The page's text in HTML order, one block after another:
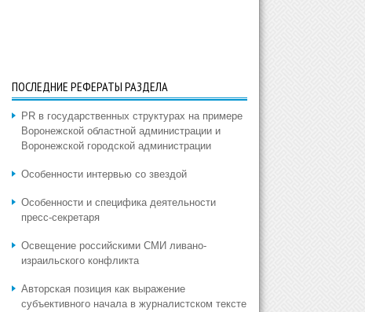
ПОСЛЕДНИЕ РЕФЕРАТЫ РАЗДЕЛА
PR в государственных структурах на примере
Воронежской областной администрации и
Воронежской городской администрации
Особенности интервью со звездой
Особенности и специфика деятельности
пресс-секретаря
Освещение российскими СМИ ливано-
израильского конфликта
Авторская позиция как выражение
субъективного начала в журналистском тексте